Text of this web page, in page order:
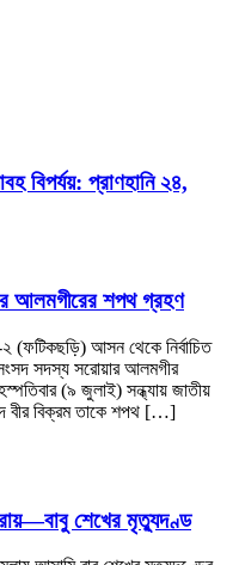
বিপর্যয়: প্রাণহানি ২৪,
আলমগীরের শপথ গ্রহণ
২ (ফটিকছড়ি) আসন থেকে নির্বাচিত
সংসদ সদস্য সরোয়ার আলমগীর
(৯ জুলাই) সন্ধ্যায় জাতীয়
বীর বিক্রম তাকে শপথ […]
রায়—বাবু শেখের মৃত্যুদণ্ড